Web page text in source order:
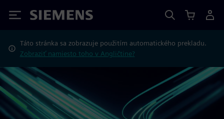
Siemens
Táto stránka sa zobrazuje použitím automatického prekladu.
Zobraziť namiesto toho v Angličtine?